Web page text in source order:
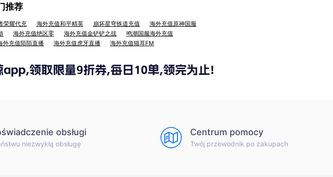
推荐
荣耀代充 海外充值和平精英 崩坏星穹铁道充值
海外充值原神国服
海外充值绝区零 海外充值金铲铲之战
鸣潮国服海外充值
外充值陌陌直播 海外充值虎牙直播 海外充值猫耳FM
obsługi
niezwykłą obsługę
Centrum pomocy
Twój przewodnik po zakupach